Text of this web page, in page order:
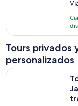
10
Tours privados
personalizados
Tour por el Viejo